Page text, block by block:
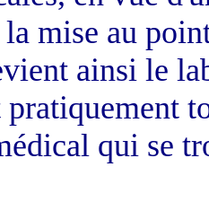
mise au
ainsi le
pratiquement
qui se